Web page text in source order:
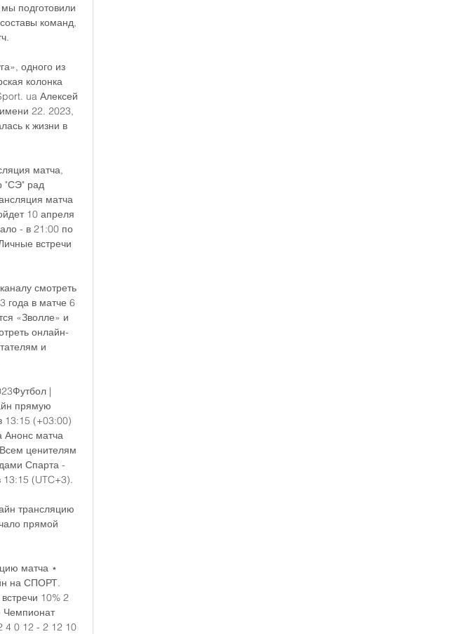
подготовили
команд,
одного из
колонка
ua Алексей
22. 2023,
к жизни в
матча,
"СЭ" рад
матча
10 апреля
- в 21:00 по
встречи
смотреть
года в матче 6
«Зволле» и
онлайн-
и
|
прямую
13:15 (+03:00)
Анонс матча
ценителям
Спарта -
13:15 (UTC+3).
трансляцию
прямой
матча ⋆
на СПОРТ.
10% 2
Чемпионат
0 12 - 2 12 10